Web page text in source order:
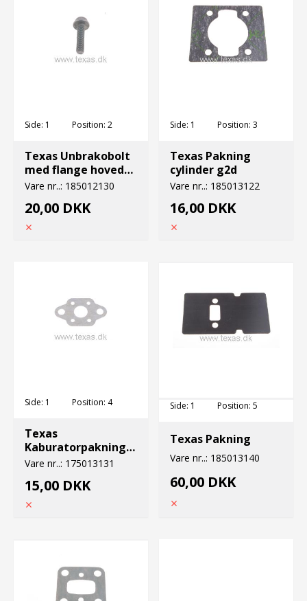
Side: 1 Position: 2
Texas Unbrakobolt
med flange hovede
M5x22
Vare nr..: 185012130
20,00 DKK
Side: 1 Position: 3
Texas Pakning
cylinder g2d
Vare nr..: 185013122
16,00 DKK
Side: 1 Position: 4
Texas
Kaburatorpakning
ht/cht
Vare nr..: 175013131
15,00 DKK
Side: 1 Position: 5
Texas Pakning
Vare nr..: 185013140
60,00 DKK